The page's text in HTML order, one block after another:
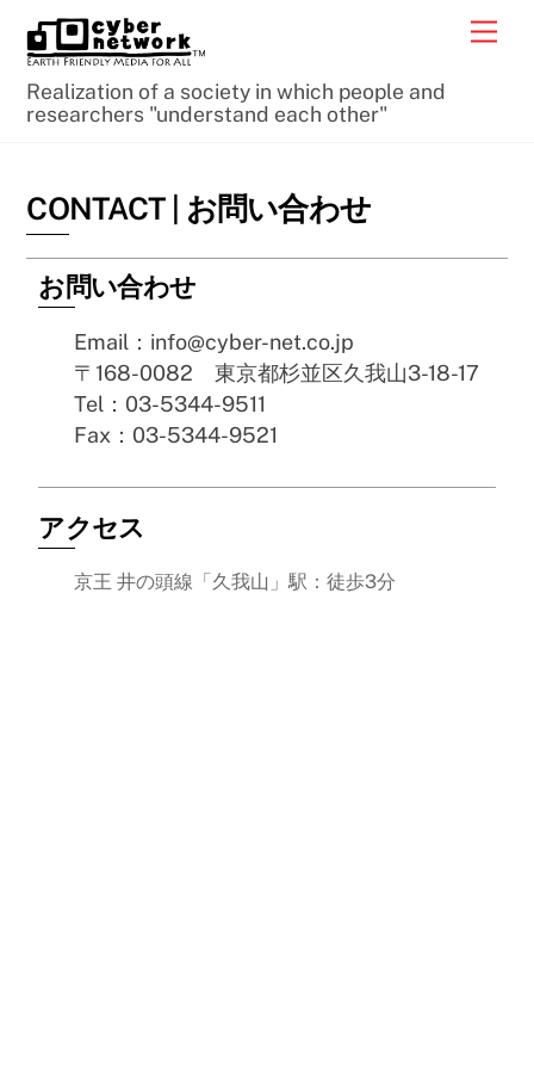
Realization of a society in which people and
researchers "understand each other"
CONTACT | お問い合わせ
お問い合わせ
Email：info@cyber-net.co.jp
〒168-0082 東京都杉並区久我山3-18-17
Tel：03-5344-9511
Fax：03-5344-9521
アクセス
京王 井の頭線「久我山」駅：徒歩3分